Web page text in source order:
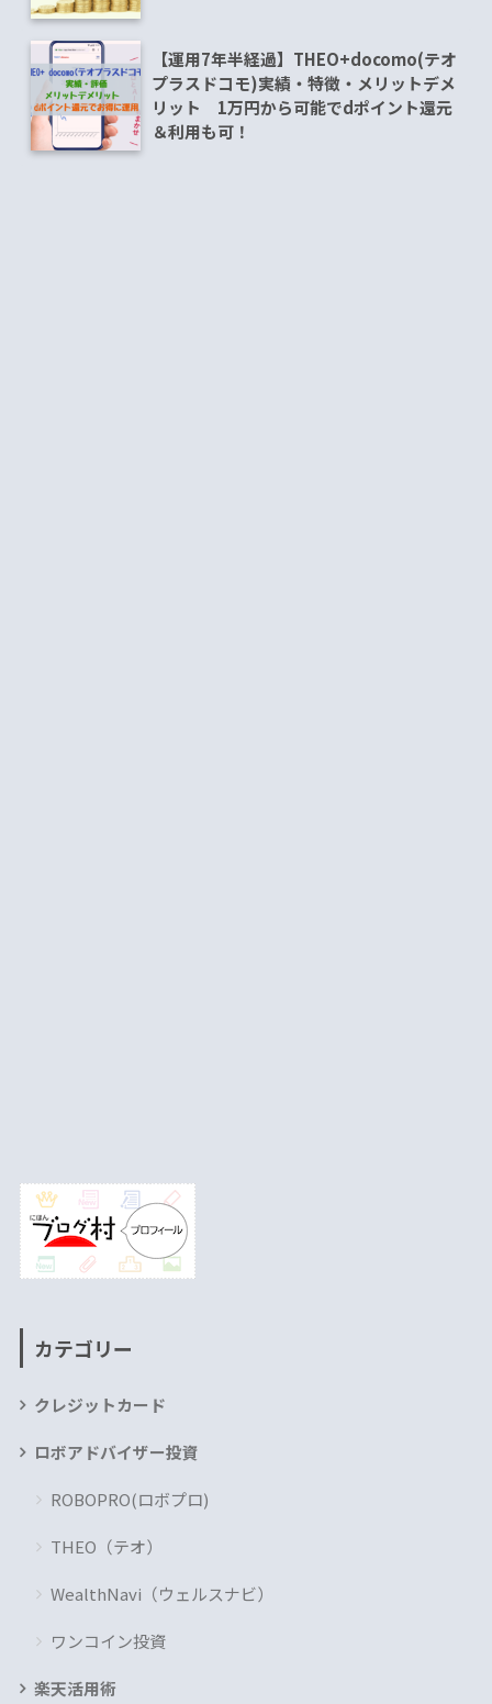
【運用7年半経過】THEO+docomo(テオ
プラスドコモ)実績・特徴・メリットデメ
リット 1万円から可能でdポイント還元
＆利用も可！
カテゴリー
クレジットカード
ロボアドバイザー投資
ROBOPRO(ロボプロ)
THEO（テオ）
WealthNavi（ウェルスナビ）
ワンコイン投資
楽天活用術